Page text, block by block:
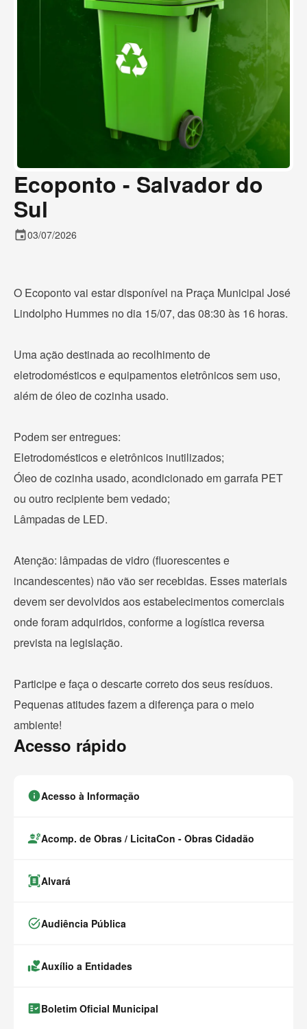
Ecoponto - Salvador do
Sul
event03/07/2026
O Ecoponto vai estar disponível na Praça Municipal José
Lindolpho Hummes no dia 15/07, das 08:30 às 16 horas.
Uma ação destinada ao recolhimento de
eletrodomésticos e equipamentos eletrônicos sem uso,
além de óleo de cozinha usado.
Podem ser entregues:
Eletrodomésticos e eletrônicos inutilizados;
Óleo de cozinha usado, acondicionado em garrafa PET
ou outro recipiente bem vedado;
Lâmpadas de LED.
Atenção: lâmpadas de vidro (fluorescentes e
incandescentes) não vão ser recebidas. Esses materiais
devem ser devolvidos aos estabelecimentos comerciais
onde foram adquiridos, conforme a logística reversa
prevista na legislação.
Participe e faça o descarte correto dos seus resíduos.
Pequenas atitudes fazem a diferença para o meio
ambiente!
Acesso rápido
infoAcesso à Informação
engineeringAcomp. de Obras / LicitaCon - Obras Cidadão
document_scannerAlvará
task_altAudiência Pública
volunteer_activismAuxílio a Entidades
fact_checkBoletim Oficial Municipal